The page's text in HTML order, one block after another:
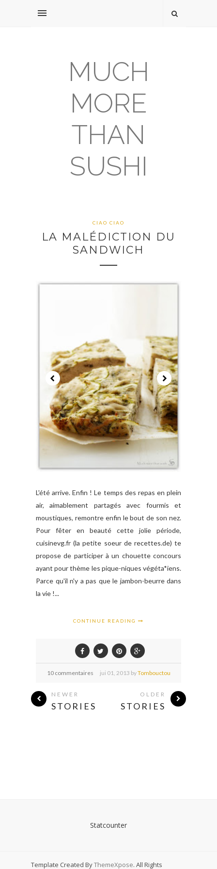
MUCH
MORE
THAN
SUSHI
CIAO CIAO
LA MALÉDICTION DU
SANDWICH
L'été arrive. Enfin ! Le temps des repas en plein
air, aimablement partagés avec fourmis et
moustiques, remontre enfin le bout de son nez.
Pour fêter en beauté cette jolie période,
cuisinevg.fr (la petite soeur de recettes.de) te
propose de participer à un chouette concours
ayant pour thème les pique-niques végéta*iens.
Parce qu'il n'y a pas que le jambon-beurre dans
la vie !...
CONTINUE READING
10 commentaires jui 01, 2013 byTombouctou
NEWER
STORIES
OLDER
STORIES
Statcounter
Template Created ByThemeXpose. All Rights